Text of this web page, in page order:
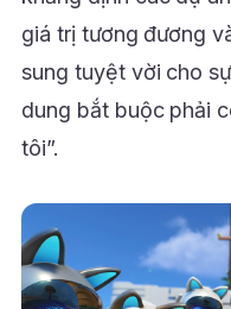
giá trị tương đương
sung tuyệt vời cho
dung bắt buộc phải
tôi”.